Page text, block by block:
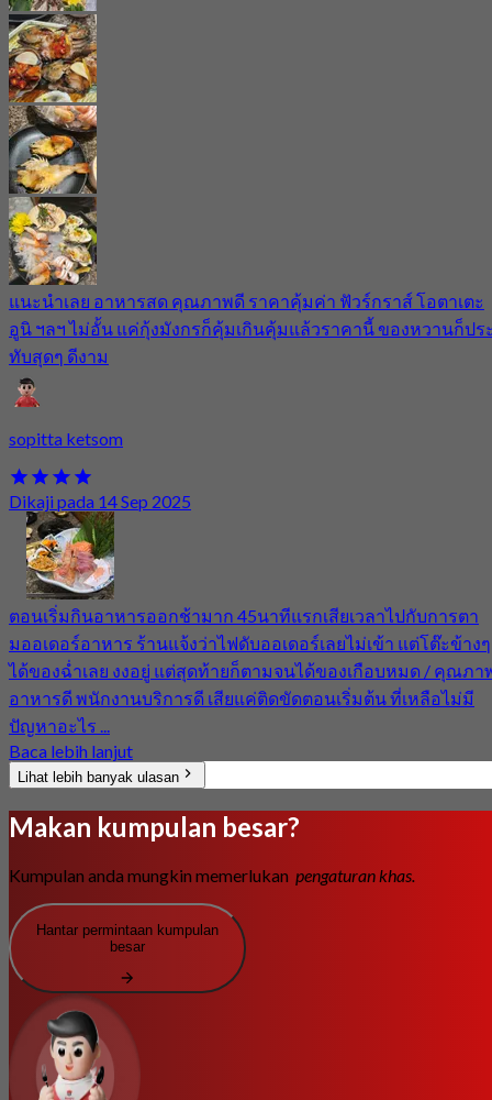
แนะนำเลย อาหารสด คุณภาพดี ราคาคุ้มค่า ฟัวร์กราส์ โอตาเตะ
อูนิ ฯลฯ ไม่อั้น แค่กุ้งมังกรก็คุ้มเกินคุ้มแล้วราคานี้ ของหวานก็ปร
ทับสุดๆ ดีงาม
sopitta ketsom
Dikaji pada 14 Sep 2025
ตอนเริ่มกินอาหารออกช้ามาก 45นาทีแรกเสียเวลาไปกับการตา
มออเดอร์อาหาร ร้านแจ้งว่าไฟดับออเดอร์เลยไม่เข้า แต่โต๊ะข้างๆ
ได้ของฉ่ำเลย งงอยู่ แต่สุดท้ายก็ตามจนได้ของเกือบหมด / คุณภา
อาหารดี พนักงานบริการดี เสียแค่ติดขัดตอนเริ่มต้น ที่เหลือไม่มี
ปัญหาอะไร ...
Baca lebih lanjut
Lihat lebih banyak ulasan
Makan kumpulan besar?
Kumpulan anda mungkin memerlukan pengaturan khas.
Hantar permintaan kumpulan
besar